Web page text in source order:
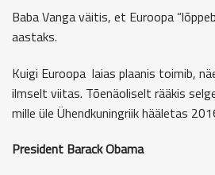
Baba Vanga väitis, et Euroopa
aastaks.
Kuigi Euroopa laias plaanis toimib,
ilmselt viitas. Tõenäoliselt rääkis
mille üle Ühendkuningriik hääletas
President Barack Obama